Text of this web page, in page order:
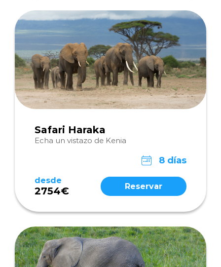
Safari Haraka
Echa un vistazo de Kenia
8 días
desde
2754€ Reservar